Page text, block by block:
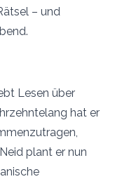
– und
Lesen über
hat er
plant er nun